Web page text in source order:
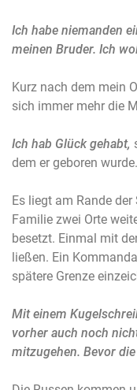
Ich habe niemanden
meinen Bruder. Ich
Kurz nach dem mein
sich immer mehr die
Ich hab Glück gehabt,
dem er geboren wurde.
Es liegt am Rande
Familie zwei Orte
besetzt. Einmal mit
ließen. Ein
spätere Grenze
Mit einem
vorher auch noch
mitzugehen. Bevor